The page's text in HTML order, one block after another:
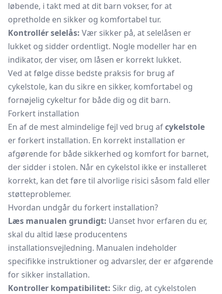
løbende, i takt med at dit barn vokser, for at
opretholde en sikker og komfortabel tur.
Kontrollér selelås: Vær sikker på, at selelåsen er
lukket og sidder ordentligt. Nogle modeller har en
indikator, der viser, om låsen er korrekt lukket.
Ved at følge disse bedste praksis for brug af
cykelstole, kan du sikre en sikker, komfortabel og
fornøjelig cykeltur for både dig og dit barn.
Forkert installation
En af de mest almindelige fejl ved brug afcykelstole
er forkert installation. En korrekt installation er
afgørende for både sikkerhed og komfort for barnet,
der sidder i stolen. Når en cykelstol ikke er installeret
korrekt, kan det føre til alvorlige risici såsom fald eller
støtteproblemer.
Hvordan undgår du forkert installation?
Læs manualen grundigt: Uanset hvor erfaren du er,
skal du altid læse producentens
installationsvejledning. Manualen indeholder
specifikke instruktioner og advarsler, der er afgørende
for sikker installation.
Kontroller kompatibilitet: Sikr dig, at cykelstolen